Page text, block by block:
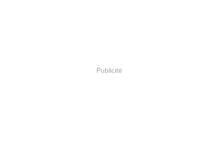
Publicité